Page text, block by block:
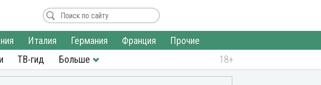
Италия Германия Франция
Прочие
ТВ-гид